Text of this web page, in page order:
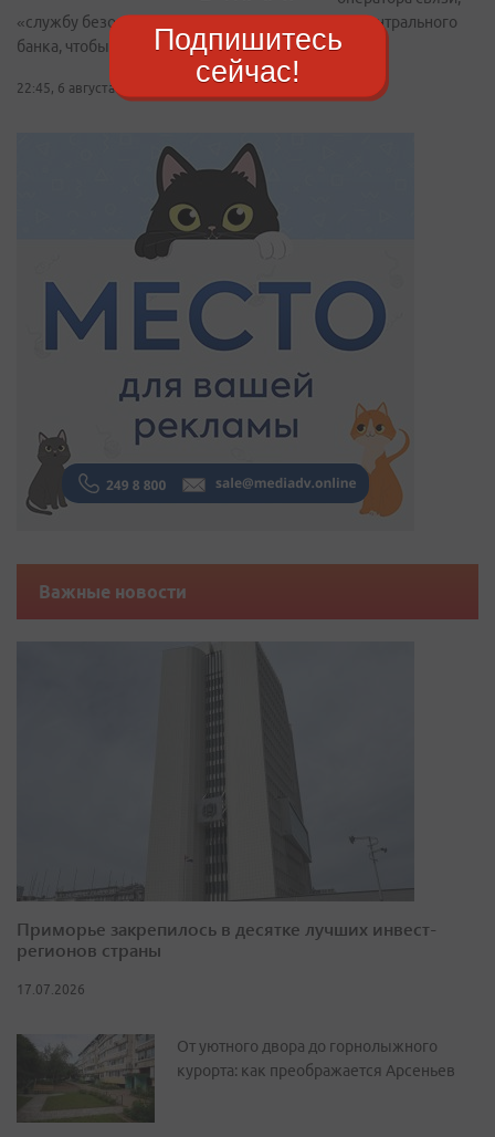
«службу безопасности Госуслуг» и сотрудника Центрального
банка, чтобы вывезти сбережения
22:45, 6 августа 2026
Важные новости
Приморье закрепилось в десятке лучших инвест-
регионов страны
17.07.2026
От уютного двора до горнолыжного
курорта: как преображается Арсеньев
Подпишитесь
сейчас!